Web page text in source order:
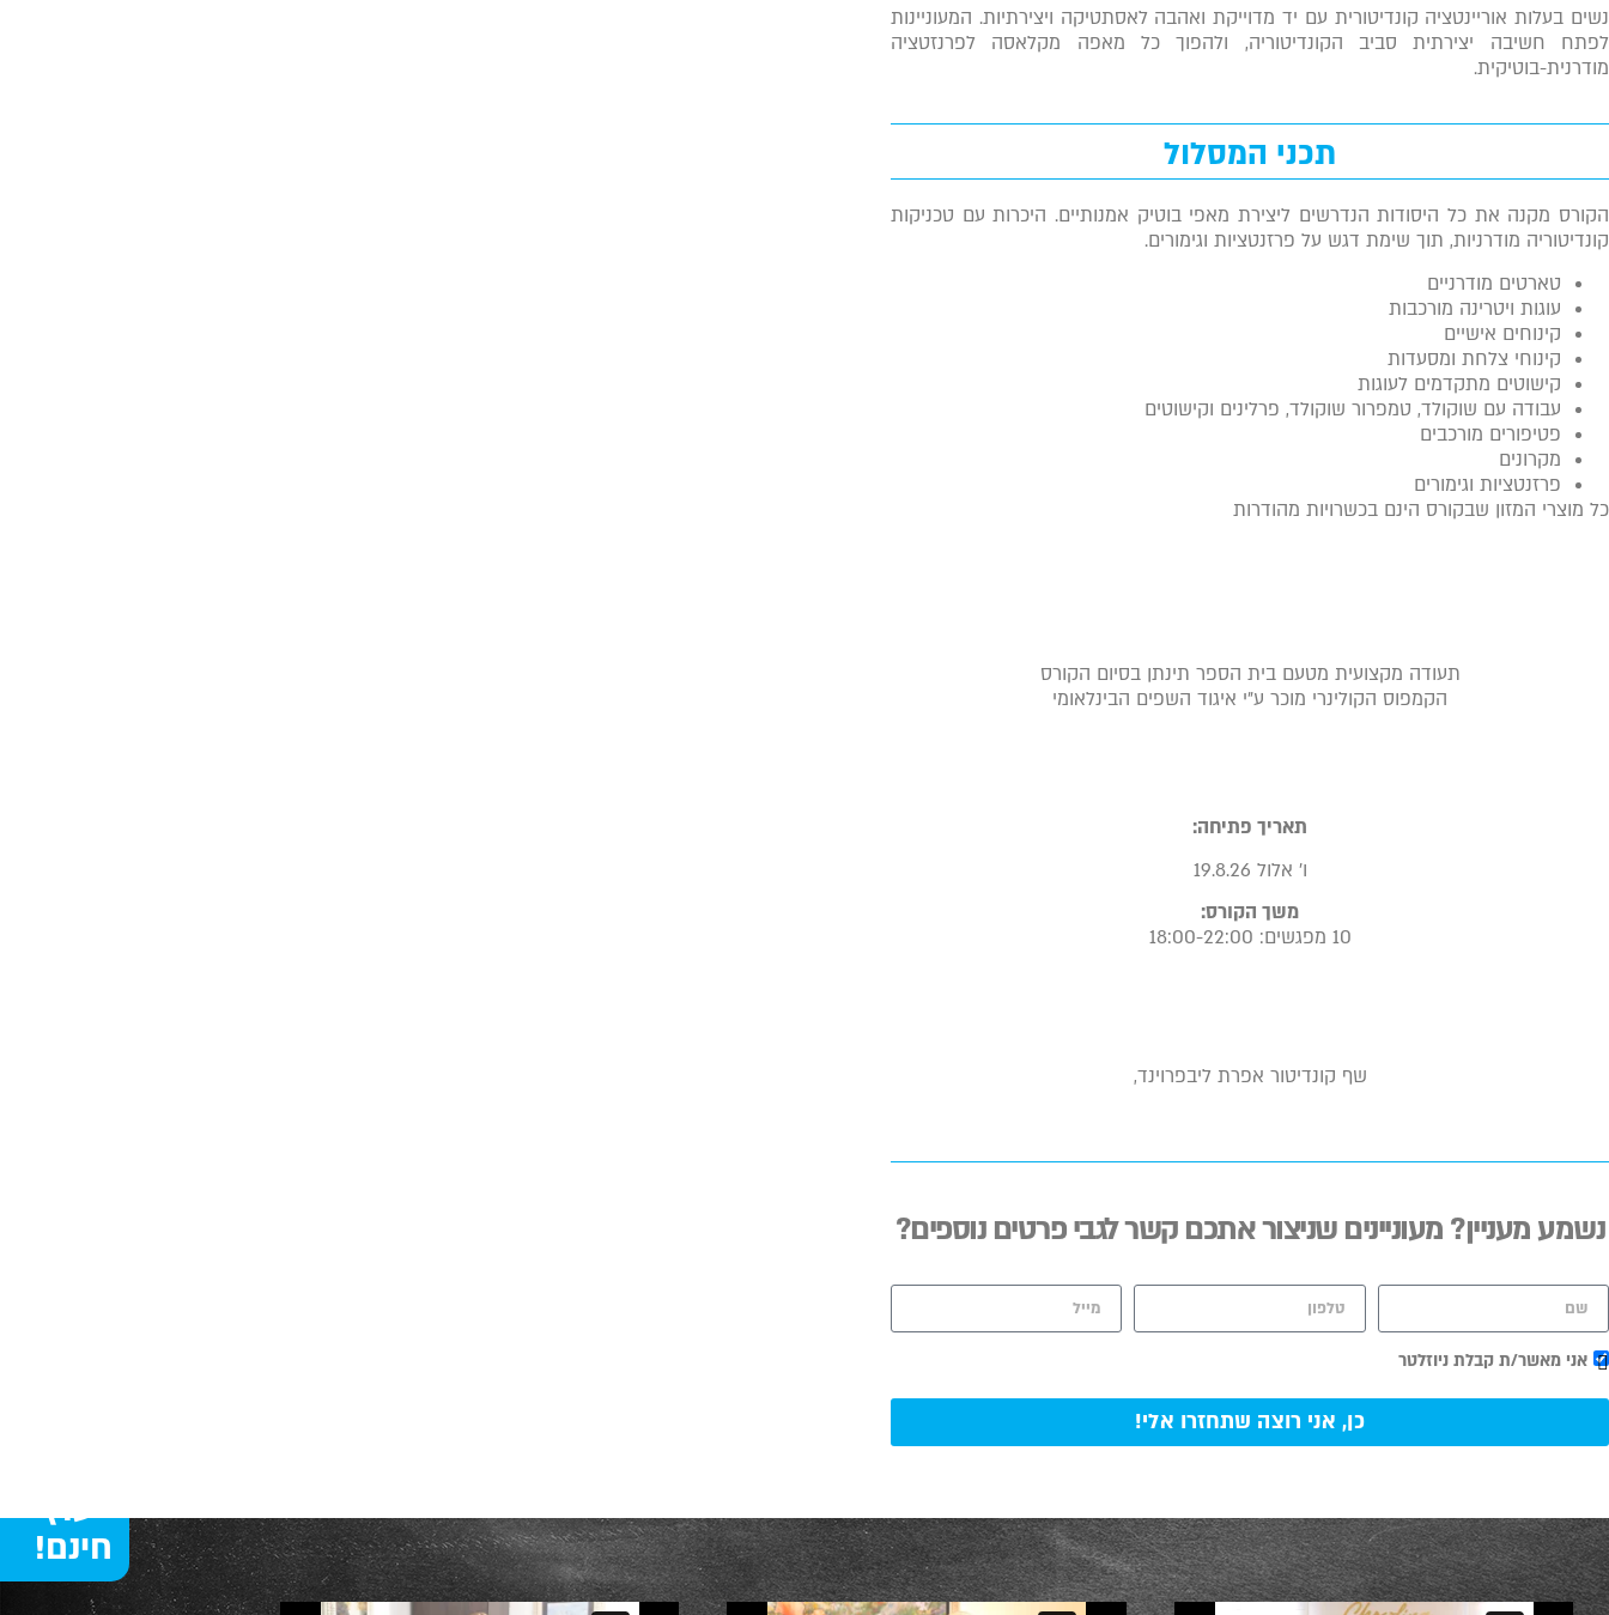
נשים בעלות אוריינטציה קונדיטורית עם יד מדוייקת ואהבה לאסתטיקה ויצירתיות. המעוניינות
לפתח חשיבה יצירתית סביב הקונדיטוריה, ולהפוך כל מאפה מקלאסה לפרנזטציה
מודרנית-בוטיקית.
תכני המסלול
הקורס מקנה את כל היסודות הנדרשים ליצירת מאפי בוטיק אמנותיים. היכרות עם טכניקות
קונדיטוריה מודרניות, תוך שימת דגש על פרזנטציות וגימורים.
טארטים מודרניים
עוגות ויטרינה מורכבות
קינוחים אישיים
קינוחי צלחת ומסעדות
קישוטים מתקדמים לעוגות
עבודה עם שוקולד, טמפרור שוקולד, פרלינים וקישוטים
פטיפורים מורכבים
מקרונים
פרזנטציות וגימורים
כל מוצרי המזון שבקורס הינם בכשרויות מהודרות
תעודה מקצועית מטעם בית הספר תינתן בסיום הקורס
הקמפוס הקולינרי מוכר ע”י איגוד השפים הבינלאומי
תאריך פתיחה:
ו’ אלול 19.8.26
משך הקורס:
10 מפגשים: 18:00-22:00
שף קונדיטור אפרת ליבפרוינד,
נשמע מעניין? מעוניינים שניצור אתכם קשר לגבי פרטים נוספים?
אני מאשר/ת קבלת ניוזלטר
כן, אני רוצה שתחזרו אלי!
יעוץ
חינם!